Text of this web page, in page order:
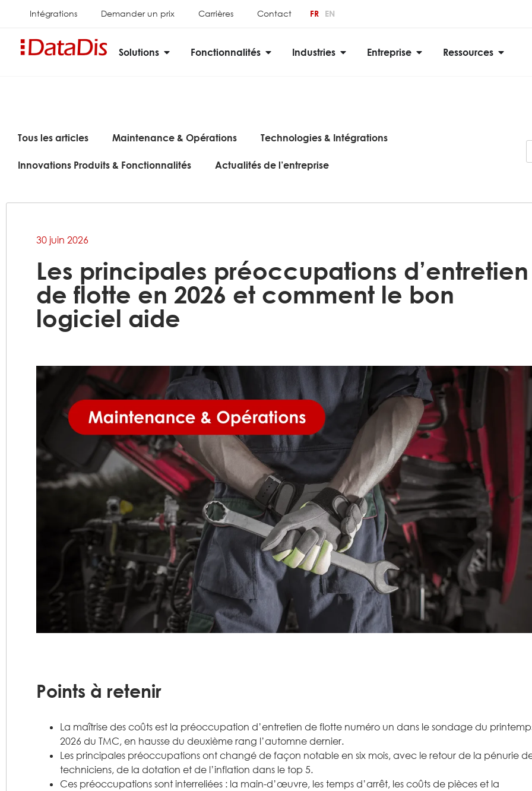
Intégrations Demander un prix Carrières Contact FR EN
Solutions Fonctionnalités Industries Entreprise Ressources
Tous les articles Maintenance & Opérations Technologies & Intégrations
Innovations Produits & Fonctionnalités Actualités de l’entreprise
30 juin 2026
Les principales préoccupations d’entretien
de flotte en 2026 et comment le bon
logiciel aide
Points à retenir
La maîtrise des coûts est la préoccupation d’entretien de flotte numéro un dans le sondage du
2026 du TMC, en hausse du deuxième rang l’automne dernier.
Les principales préoccupations ont changé de façon notable en six mois, avec le retour de la pénurie
techniciens, de la dotation et de l’inflation dans le top 5.
Ces préoccupations sont interreliées : la main-d’œuvre, les temps d’arrêt, les coûts de pièces et la